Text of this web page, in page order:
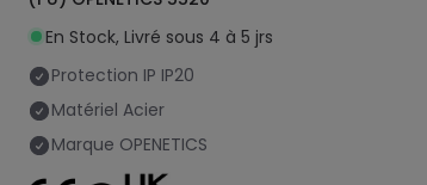
En Stock, Livré sous 4 à 5 jrs
Protection IP IP20
Matériel Acier
Marque OPENETICS